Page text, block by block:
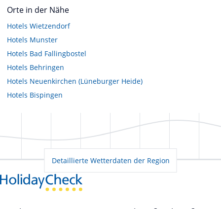
Orte in der Nähe
Hotels Wietzendorf
Hotels Munster
Hotels Bad Fallingbostel
Hotels Behringen
Hotels Neuenkirchen (Lüneburger Heide)
Hotels Bispingen
Detaillierte Wetterdaten der Region